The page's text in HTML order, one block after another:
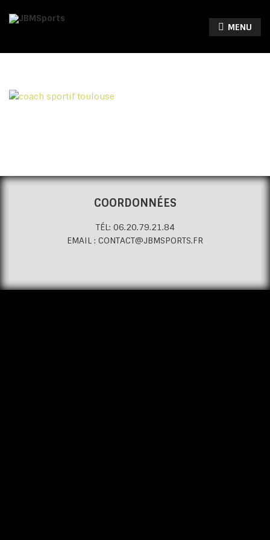
MENU
COORDONNÉES
TÉL: 06.20.79.21.84
EMAIL : CONTACT@JBMSPORTS.FR